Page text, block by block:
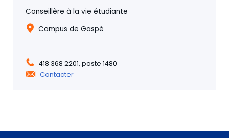
Conseillère à la vie étudiante
Campus de Gaspé
418 368 2201, poste 1480
Contacter